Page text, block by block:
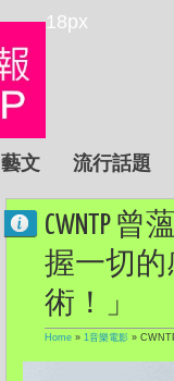
18px
藝文 流行話題
CWNTP
握一切的
術！」
Home » 1音樂電影 »